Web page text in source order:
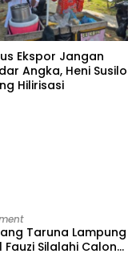
Ekspor Jangan
Angka, Heni Susilo
Hilirisasi
Taruna Lampung
Silalahi Calon